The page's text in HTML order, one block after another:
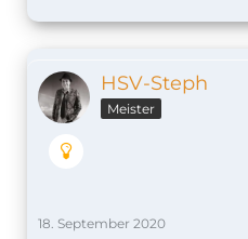
HSV-Steph
Meister
18. September 2020